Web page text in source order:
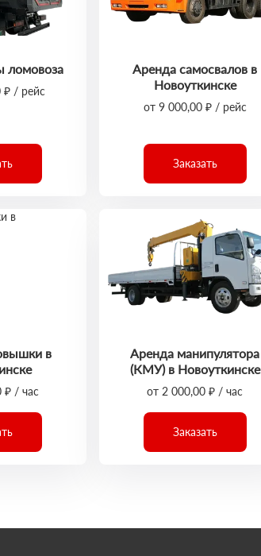
ломовоза
₽ / рейс
Аренда самосвалов в
Новоуткинске
от 9 000,00 ₽ / рейс
Заказать
в
₽ / час
Аренда манипулятора
(КМУ) в Новоуткинске
от 2 000,00 ₽ / час
Заказать